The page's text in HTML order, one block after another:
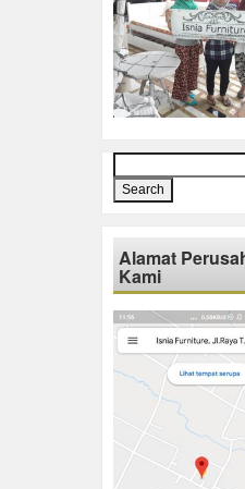
for:
Alamat
Kami